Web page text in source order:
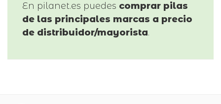
En pilanet.es puedes comprar pilas
de las principales marcas a precio
de distribuidor/mayorista.